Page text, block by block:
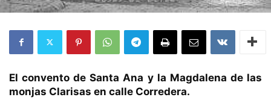
El convento de Santa Ana y la Magdalena de las
monjas Clarisas en calle Corredera.